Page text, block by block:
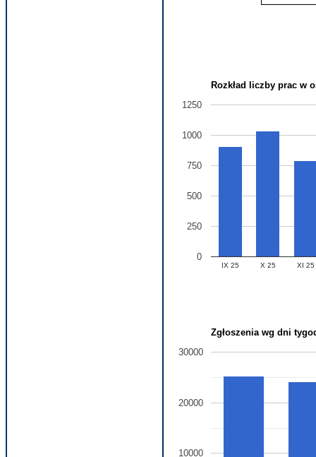
Rozkład liczby prac w
IX 25 X 25 XI 25
0
250
500
750
1000
1250
Zgłoszenia wg dni
10000
20000
30000